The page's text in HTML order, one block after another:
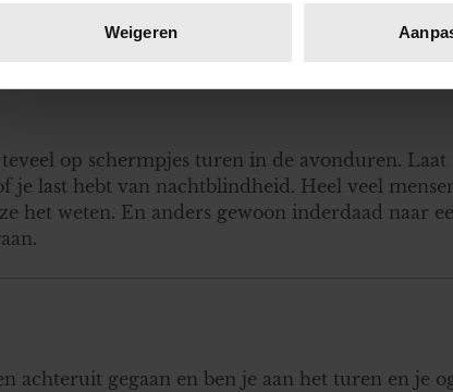
op elk moment wijzigen of intrekken in de
gebruiken cookies om content en advertenties te
adverteren en analyse. Deze partners kunnen deze
of die ze hebben verzameld op basis van uw
website blijft gebruiken.
Weigeren
op schermpjes turen in de avonduren. Laat
je last hebt van nachtblindheid. Heel veel
het weten. En anders gewoon inderdaad naar
achteruit gegaan en ben je aan het turen en je